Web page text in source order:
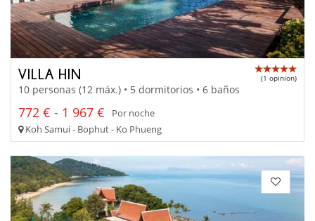
VILLA HIN (1 opinion)
10 personas (12 máx.) • 5 dormitorios • 6 baños
772 € - 1 967 €
Por noche
Koh Samui - Bophut - Ko Phueng